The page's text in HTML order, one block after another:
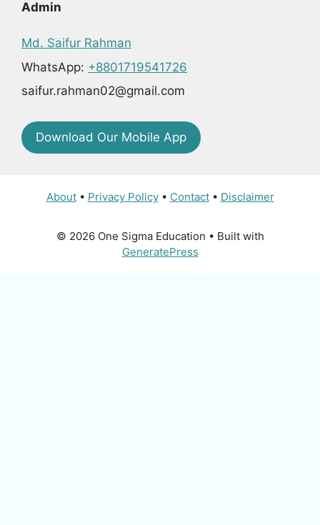
Admin
Md. Saifur Rahman
WhatsApp: +8801719541726
saifur.rahman02@gmail.com
Download Our Mobile App
About• Privacy Policy• Contact• Disclaimer
© 2026 One Sigma Education • Built with
GeneratePress